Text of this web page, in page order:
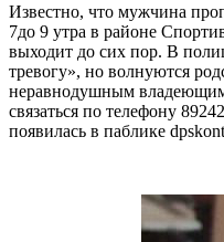
Известно, что мужчина
7до 9 утра в районе
выходит до сих пор. В
тревогу», но волнуются
неравнодушным
связаться по телефону
появилась в паблике